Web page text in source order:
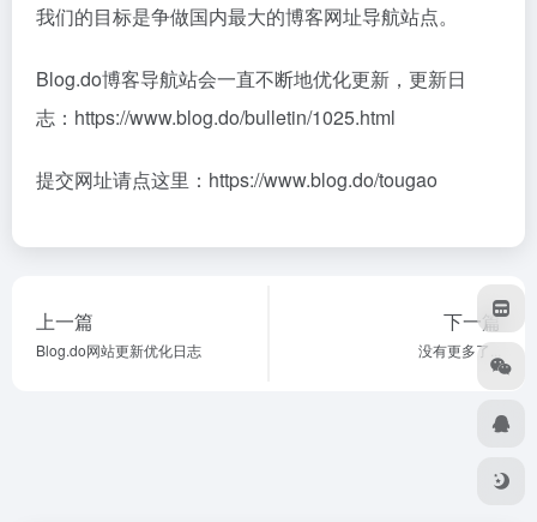
我们的目标是争做国内最大的博客网址导航站点。
Blog.do博客导航站会一直不断地优化更新，更新日
志： https://www.blog.do/bulletin/1025.html
提交网址请点这里： https://www.blog.do/tougao
上一篇
Blog.do网站更新优化日志
下一篇
没有更多了...